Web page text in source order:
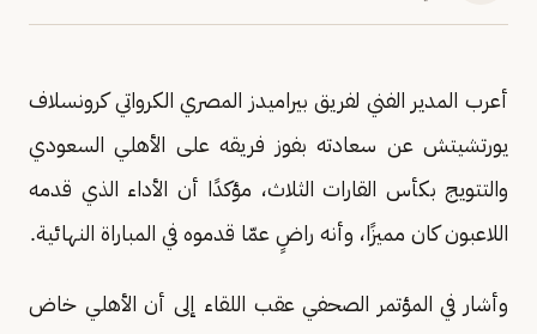
أعرب المدير الفني لفريق بيراميدز المصري الكرواتي كرونسلاف
يورتشيتش عن سعادته بفوز فريقه على الأهلي السعودي
والتتويج بكأس القارات الثلاث، مؤكدًا أن الأداء الذي قدمه
اللاعبون كان مميزًا، وأنه راضٍ عمّا قدموه في المباراة النهائية.
وأشار في المؤتمر الصحفي عقب اللقاء إلى أن الأهلي خاض